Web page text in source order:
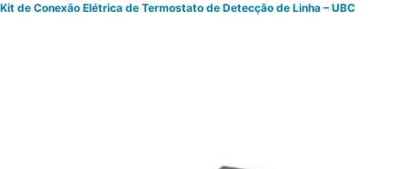
Kit de Conexão Elétrica de Termostato de Detecção de Linha – UBC